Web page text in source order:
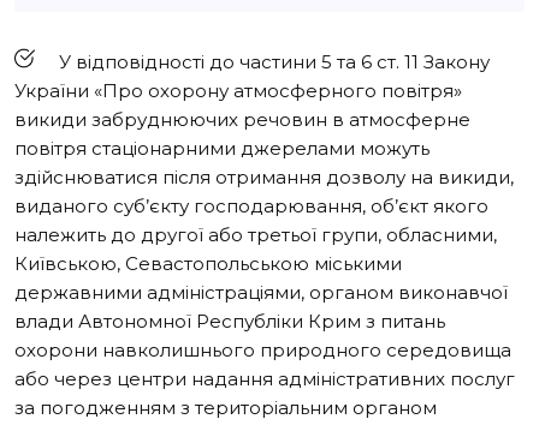
У відповідності до частини 5 та 6 ст. 11 Закону
України «Про охорону атмосферного повітря»
викиди забруднюючих речовин в атмосферне
повітря стаціонарними джерелами можуть
здійснюватися після отримання дозволу на викиди,
виданого суб’єкту господарювання, об’єкт якого
належить до другої або третьої групи, обласними,
Київською, Севастопольською міськими
державними адміністраціями, органом виконавчої
влади Автономної Республіки Крим з питань
охорони навколишнього природного середовища
або через центри надання адміністративних послуг
за погодженням з територіальним органом